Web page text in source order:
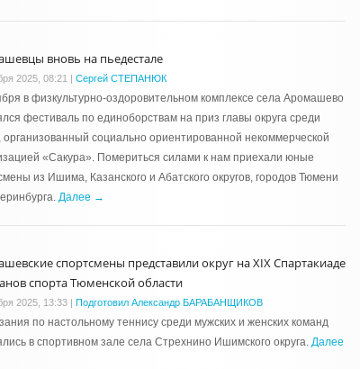
вновь на пьедестале
2025, 08:21 | Сергей СТЕПАНЮК
в физкультурно-оздоровительном комплексе села Аромашево
фестиваль по единоборствам на приз главы округа среди
организованный социально ориентированной некоммерческой
«Сакура». Помериться силами к нам приехали юные
из Ишима, Казанского и Абатского округов, городов Тюмени
Далее →
спортсмены представили округ на XIX Спартакиаде
спорта Тюменской области
2025, 13:33 | Подготовил Александр БАРАБАНЩИКОВ
по настольному теннису среди мужских и женских команд
в спортивном зале села Стрехнино Ишимского округа. Далее